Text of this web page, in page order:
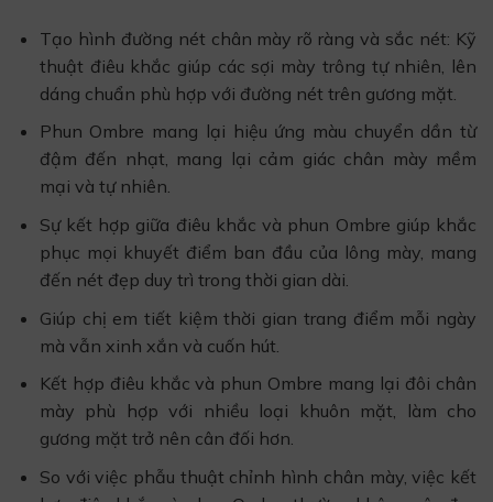
Tạo hình đường nét chân mày rõ ràng và sắc nét: Kỹ
thuật điêu khắc giúp các sợi mày trông tự nhiên, lên
dáng chuẩn phù hợp với đường nét trên gương mặt.
Phun Ombre mang lại hiệu ứng màu chuyển dần từ
đậm đến nhạt, mang lại cảm giác chân mày mềm
mại và tự nhiên.
Sự kết hợp giữa điêu khắc và phun Ombre giúp khắc
phục mọi khuyết điểm ban đầu của lông mày, mang
đến nét đẹp duy trì trong thời gian dài.
Giúp chị em tiết kiệm thời gian trang điểm mỗi ngày
mà vẫn xinh xắn và cuốn hút.
Kết hợp điêu khắc và phun Ombre mang lại đôi chân
mày phù hợp với nhiều loại khuôn mặt, làm cho
gương mặt trở nên cân đối hơn.
So với việc phẫu thuật chỉnh hình chân mày, việc kết